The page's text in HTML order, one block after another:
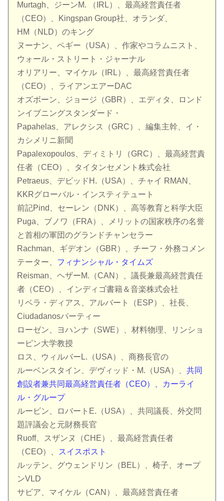
Murtagh、ジーンM. （IRL）、最高経営責任者
（CEO）、Kingspan Group社、オランダ、
HM（NLD）のキング
ヌーナン、ペギー（USA）、作家やコラムニスト、
ウォール・ストリート・ジャーナル
オリアリー、マイケル（IRL）、最高経営責任者
（CEO）、ライアンエアーDAC
オズボーン、ジョージ（GBR）、エディタ、ロンド
ンイブニングスタンダード・
Papahelas、アレクシス（GRC）、編集主幹、イ・
カシメリニ新聞
Papalexopoulos、ディミトリ（GRC）、最高経営責
任者（CEO）、タイタンセメント株式会社
Petraeus、デビッドH.（USA）、チャイ RMAN、
KKRグローバル・インスティテュート
前記Pind、セーレン（DNK）、高等教育と科学大臣
Puga、ブノワ（FRA）、メリットの国家秩序の名誉
と首相の軍団のグランドチャンセラー
Rachman、ギデオン（GBR）、チーフ・外務コメン
テーター、 フィナンシャル・タイムズ
Reisman、ヘザーM.（CAN）、議長兼最高経営責任
者（CEO）、インディゴ書籍＆音楽株式会社
リベラ・ディアス、アルバート（ESP）、社長、
Ciudadanosパーティー
ローゼン、ヨハンナ（SWE）、材料物理、リンショ
ーピン大学教授
ロス、ウィルバーL.（USA）、商務長官の
ルーベンスタイン、デヴィッド・M.（USA）、共同
創設者兼共同最高経営責任者（CEO）、カーライ
ル・グループ
ルービン、ロバートE.（USA）、共同議長、外交問
題評議会と元財務長官
Ruoff、スザンヌ（CHE）、最高経営責任者
（CEO）、
スイスポスト
ルッテン、グウェンドリン（BEL）、椅子、オープ
ンVLD
サビア、マイケル（CAN）、最高経営責任者